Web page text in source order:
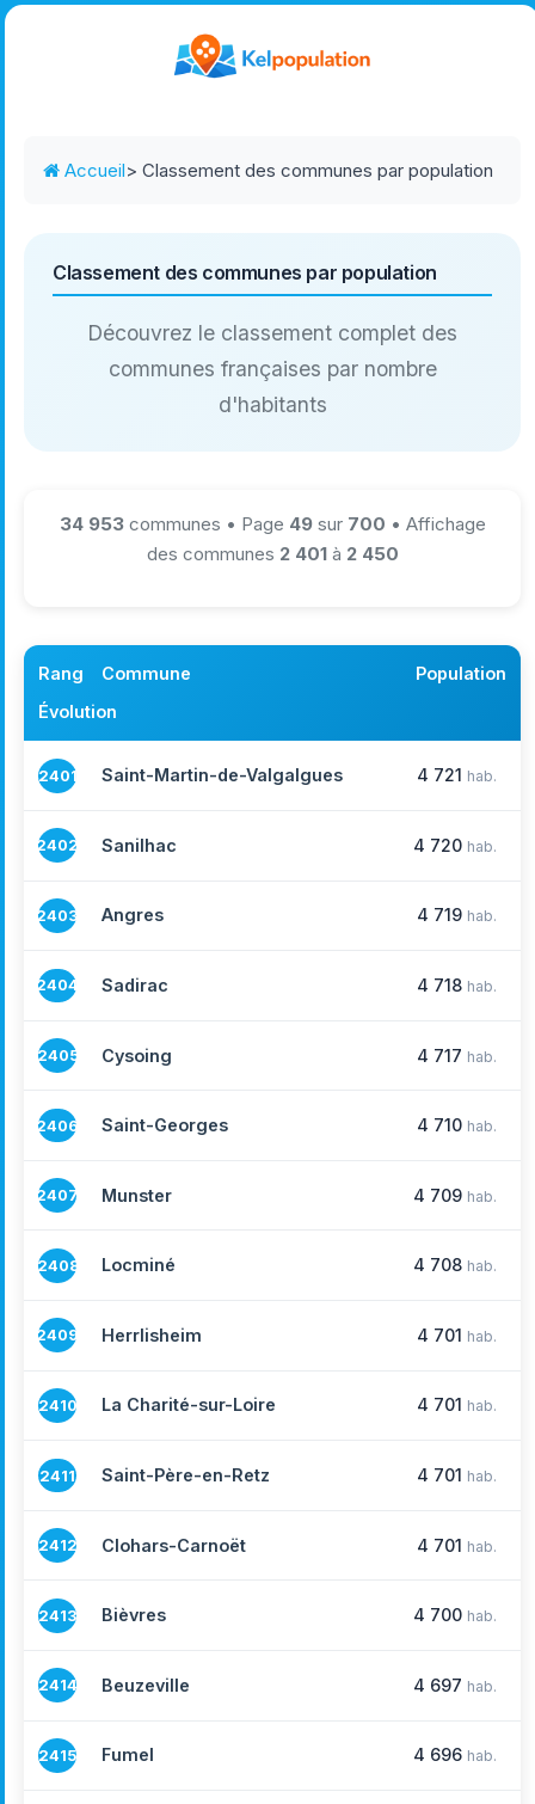
Accueil> Classement des communes par population
Classement des communes par population
Découvrez le classement complet des
communes françaises par nombre
d'habitants
34 953communes • Page 49sur 700 • Affichage
des communes 2 401à 2 450
Rang Commune
Population
Évolution
2401 Saint-Martin-de-Valgalgues 4 721 hab.
2402 Sanilhac 4 720 hab.
2403 Angres 4 719 hab.
2404 Sadirac 4 718 hab.
2405 Cysoing 4 717 hab.
2406 Saint-Georges 4 710 hab.
2407 Munster 4 709 hab.
2408 Locminé 4 708 hab.
2409 Herrlisheim 4 701 hab.
2410 La Charité-sur-Loire 4 701 hab.
2411 Saint-Père-en-Retz 4 701 hab.
2412 Clohars-Carnoët 4 701 hab.
2413 Bièvres 4 700 hab.
2414 Beuzeville 4 697 hab.
2415 Fumel 4 696 hab.